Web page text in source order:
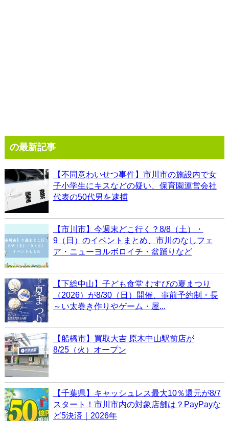
の最新記事
【不同意わいせつ事件】市川市の施設内で女
子小学生にキスなどの疑い、保育園運営会社
代表の50代男を逮捕
【市川市】今週末どこ行く？8/8（土）・
9（日）のイベントまとめ、市川のなしフェ
ア・ニューヨルボロイチ・盆踊りなど
【下総中山】子ども食堂 むすびの夏まつり
（2026）が8/30（日）開催、事前予約制・長
～い太巻き作りやゲーム・屋...
【船橋市】買取大吉 原木中山駅前店が
8/25（火）オープン
【千葉県】キャッシュレス最大10％還元が8/7
スタート！市川市内の対象店舗は？PayPayな
ど5決済｜2026年